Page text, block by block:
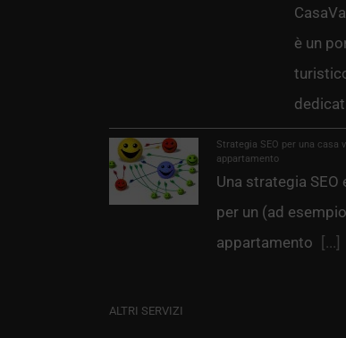
è un
dedicat
Strategia SEO per una casa
appartamento
Una strategia SEO
per un (ad
appartamento
[...]
ALTRI SERVIZI